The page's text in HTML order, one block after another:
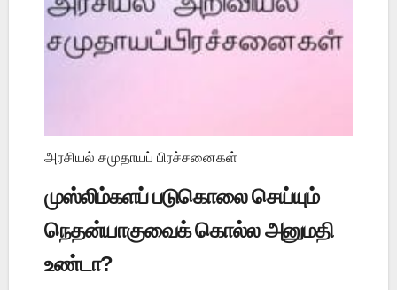
அரசியல் சமுதாயப் பிரச்சனைகள்
முஸ்லிம்களப் படுகொலை செய்யும்
நெதன்யாகுவைக் கொல்ல அனுமதி
உண்டா?